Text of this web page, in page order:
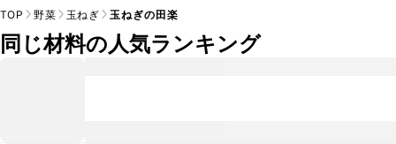
TOP 野菜 玉ねぎ 玉ねぎの田楽
同じ材料の人気ランキング